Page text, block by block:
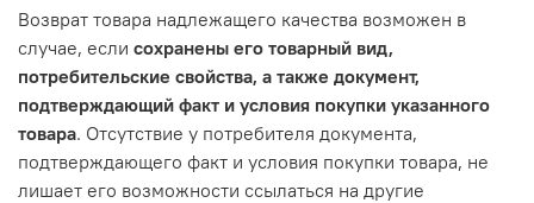
Возврат товара надлежащего качества возможен в
случае, если сохранены его товарный вид,
потребительские свойства, а также документ,
подтверждающий факт и условия покупки указанного
товара. Отсутствие у потребителя документа,
подтверждающего факт и условия покупки товара, не
лишает его возможности ссылаться на другие